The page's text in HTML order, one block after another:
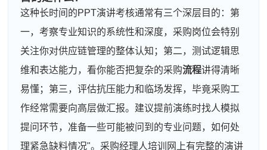
这种长时间的PPT演讲考核通常有三个深层目的：第
一，考察专业知识的系统性和深度，采购岗位会特别
关注你对供应链管理的整体认知；第二，测试逻辑思
维和表达能力，看你能否把复杂的采购流程讲得清晰
易懂；第三，评估抗压能力和临场发挥，毕竟采购工
作经常需要向高层做汇报。建议提前演练时找人模拟
提问环节，准备一些可能被问到的专业问题，如何处
理紧急缺料情况"。采购经理人培训网上有完整的演讲